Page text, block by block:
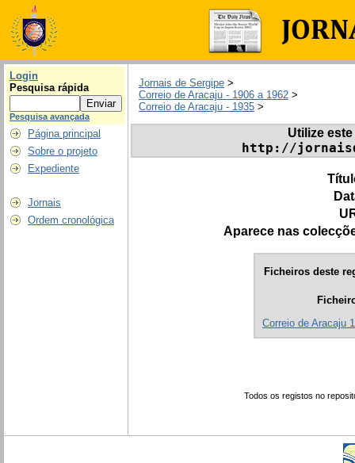
Login
Pesquisa rápida
Pesquisa avançada
Página principal
Sobre o projeto
Expediente
Jornais
Ordem cronológica
Jornais de Sergipe >
Correio de Aracaju - 1906 a 1962 >
Correio de Aracaju - 1935 >
Utilize
http://
Aparece nas
Ficheiros deste
Correio de Aracaju
Todos os registos no